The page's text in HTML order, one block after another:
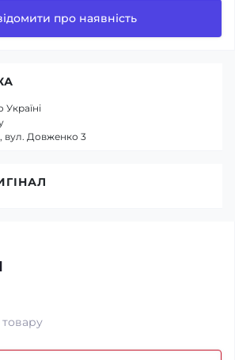
про наявність
вул. Довженко 3